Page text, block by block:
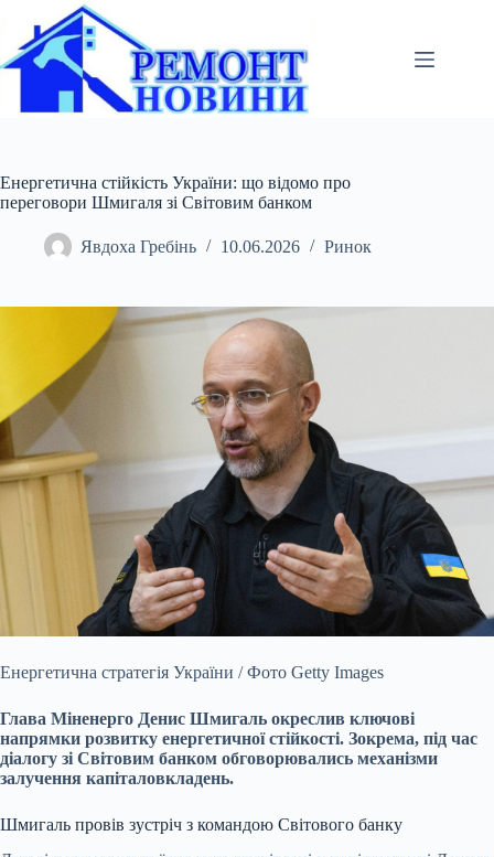
вмісту
Енергетична стійкість України: що відомо про
переговори Шмигаля зі Світовим банком
Явдоха Гребінь 10.06.2026 Ринок
Енергетична стратегія України / Фото Getty Images
Глава Міненерго Денис Шмигаль окреслив ключові
напрямки розвитку енергетичної стійкості. Зокрема, під час
діалогу зі Світовим банком обговорювались механізми
залучення капіталовкладень.
Шмигаль провів зустріч з командою Світового банку